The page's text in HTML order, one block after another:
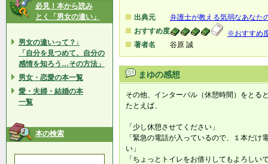
必見！本から読み
とく「男女の違い」
男女の違いって？↓
「自分を見つめて、自分の
感情を知ろう…その方法」
男女・恋愛の本一覧
愛・夫婦・結婚の本
一覧
本の検索
出典元
弁護士が教える気弱なあなた
おすすめ度
※おすすめ
著者名
谷原 誠
まゆの感想
その他、インターバル（休憩時間）をとる
たとえば、
「少し休憩させてください」
「緊急の電話が入っているので、１本だけ
い」
「ちょっとトイレをお借りしてもよろしい